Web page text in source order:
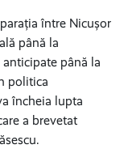
între Nicușor
până la
până la
politica
încheia lupta
a brevetat